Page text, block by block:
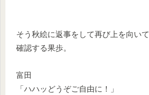
そう秋絵に返事をして再び上を向い
確認する果歩。
富田
「ハハッどうぞご自由に！」